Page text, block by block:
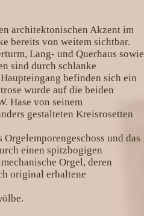
architektonischen Akzent im
bereits von weitem sichtbar.
Lang- und Querhaus sowie
sind durch schlanke
befinden sich ein
wurde auf die beiden
Hase von seinem
gestalteten Kreisrosetten
und das
einen spitzbogigen
Orgel, deren
original erhaltene